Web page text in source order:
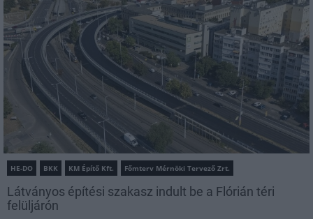
HE-DO BKK KM Építő Kft. Főmterv Mérnöki Tervező Zrt.
Látványos építési szakasz indult be a Flórián téri
felüljárón